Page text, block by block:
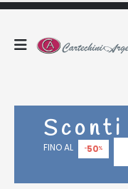
Sconti
FINO AL -50%